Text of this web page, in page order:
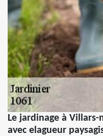
Le jardinage à
avec elagueur